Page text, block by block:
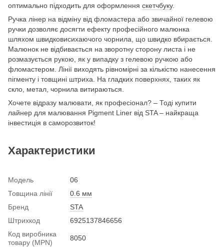
оптимально підходить для оформлення скетчбуку.
Ручка лінер на відміну від фломастера або звичайної гелевою
ручки дозволяє досягти ефекту професійного малюнка
шляхом швидковисихаючого чорнила, що швидко вбирається.
Малюнок не відбивається на зворотну сторону листа і не
розмазується рукою, як у випадку з гелевою ручкою або
фломастером. Лінії виходять рівномірні за кількістю нанесення
пігменту і товщині штриха. На гладких поверхнях, таких як
скло, метал, чорнила витираються.
Хочете відразу малювати, як професіонал? – Тоді купити
лайнер для малювання Pigment Liner від STA – найкраща
інвестиція в саморозвиток!
Характеристики
Модель
06
Товщина лінії
0.6 мм
Бренд
STA
Штрихкод
6925137846656
Код виробника
товару (MPN)
8050